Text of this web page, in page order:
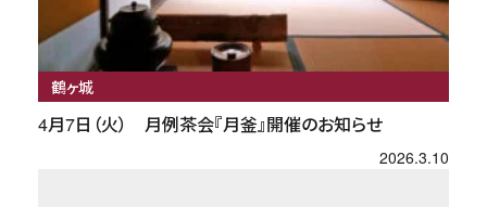
鶴ヶ城
4月7日（火） 月例茶会『月釜』開催のお知らせ
2026.3.10